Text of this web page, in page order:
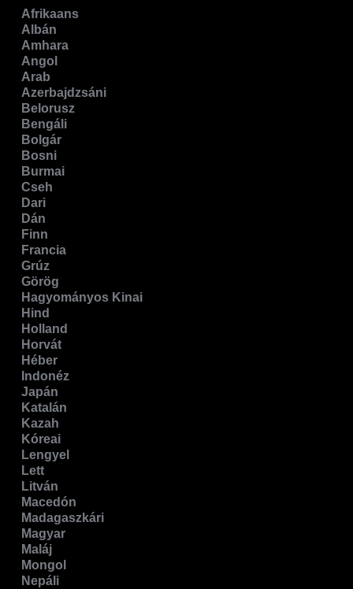
Afrikaans
Albán
Amhara
Angol
Arab
Azerbajdzsáni
Belorusz
Bengáli
Bolgár
Bosni
Burmai
Cseh
Dari
Dán
Finn
Francia
Grúz
Görög
Hagyományos Kinai
Hind
Holland
Horvát
Héber
Indonéz
Japán
Katalán
Kazah
Kóreai
Lengyel
Lett
Litván
Macedón
Madagaszkári
Magyar
Maláj
Mongol
Nepáli